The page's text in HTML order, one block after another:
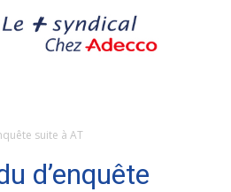
suite à AT
d’enquête